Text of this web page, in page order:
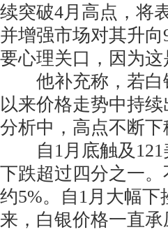
续突破4月高点，将
并增强市场对其升
要心理关口，因为
他补充称，若白
以来价格走势中持
分析中，高点不断
自1月底触及121
下跌超过四分之一
约5%。自1月大幅
来，白银价格一直